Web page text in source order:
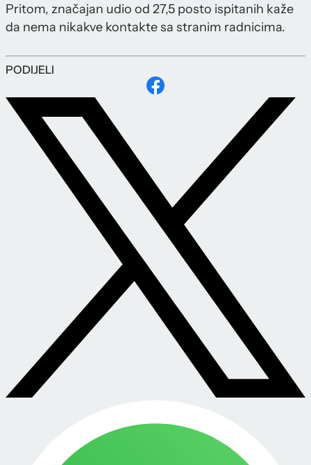
Pritom, značajan udio od 27,5 posto ispitanih kaže
da nema nikakve kontakte sa stranim radnicima.
PODIJELI